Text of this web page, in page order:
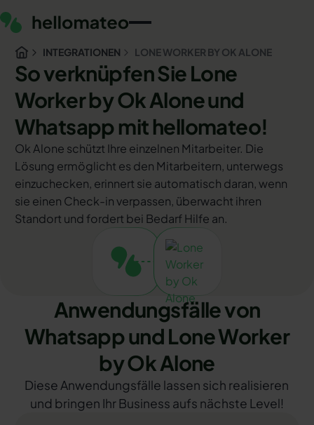
INTEGRATIONEN LONE WORKER BY OK ALONE
So verknüpfen Sie Lone
Worker by Ok Alone und
Whatsapp mit hellomateo!
Ok Alone schützt Ihre einzelnen Mitarbeiter. Die
Lösung ermöglicht es den Mitarbeitern, unterwegs
einzuchecken, erinnert sie automatisch daran, wenn
sie einen Check-in verpassen, überwacht ihren
Standort und fordert bei Bedarf Hilfe an.
Anwendungsfälle von
Whatsapp und Lone Worker
by Ok Alone
Diese Anwendungsfälle lassen sich realisieren
und bringen Ihr Business aufs nächste Level!